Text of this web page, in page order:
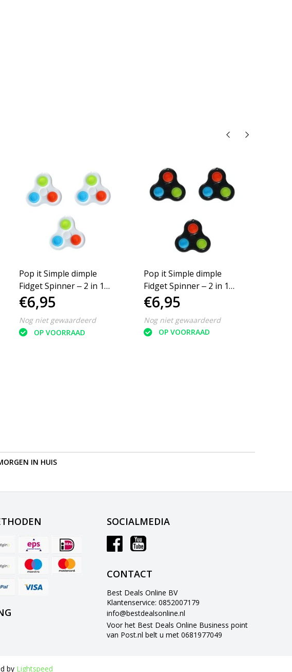
Pop it Simple dimple
Fidget Spinner ‒ 2 in 1
set 3 stuks ‒ Rage 2021
Wit
€6,95
Nog niet gewaardeerd
OP VOORRAAD
Pop it Simple dimple
Fidget Spinner ‒ 2 in 1
set 3 stuks ‒ Rage 2021
Zwart
€6,95
Nog niet gewaardeerd
OP VOORRAAD
IN HUIS
SOCIALMEDIA
CONTACT
Best Deals Online BV
Klantenservice: 0852007179
info@bestdealsonline.nl
Voor het Best Deals Online Business point
van Post.nl belt u met 0681977049
by Lightspeed